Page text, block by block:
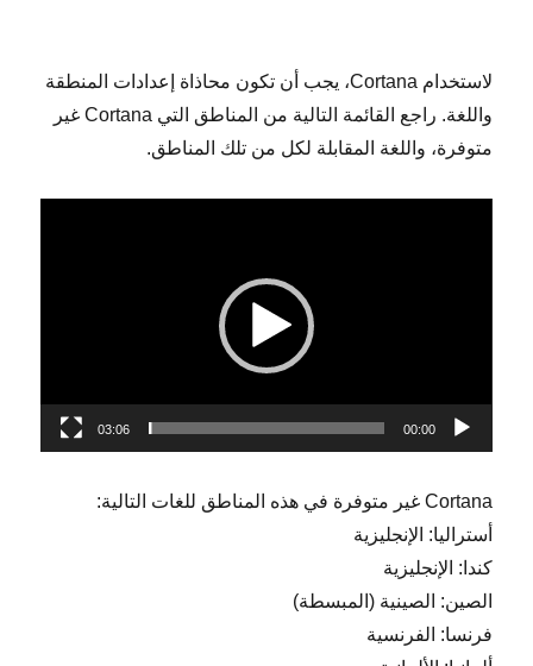
لاستخدام Cortana، يجب أن تكون محاذاة إعدادات المنطقة
واللغة. راجع القائمة التالية من المناطق التي Cortana غير
متوفرة، واللغة المقابلة لكل من تلك المناطق.
00:00
03:06
Cortana غير متوفرة في هذه المناطق للغات التالية:
أستراليا: الإنجليزية
كندا: الإنجليزية
الصين: الصينية (المبسطة)
فرنسا: الفرنسية